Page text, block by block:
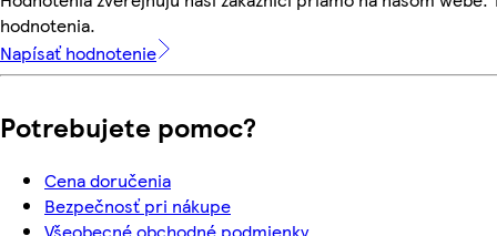
hodnotenia.
Napísať hodnotenie
Potrebujete pomoc?
Cena doručenia
Bezpečnosť pri nákupe
Všeobecné obchodné podmienky